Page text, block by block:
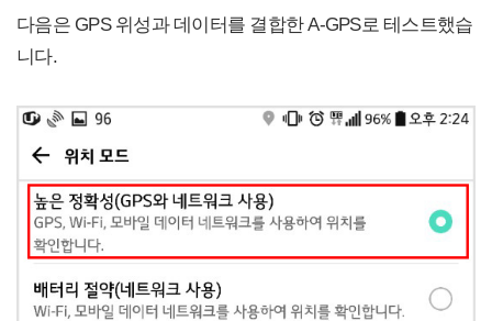
다음은 GPS 위성과 데이터를 결합한 A-GPS로 테스트했습
니다.